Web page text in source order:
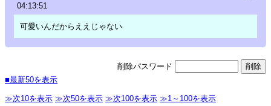
04:13:51
可愛いんだからええじゃない
削除パスワード
■最新50を表示
≫次10を表示 ≫次50を表示 ≫次100を表示 ≫1～100を表示